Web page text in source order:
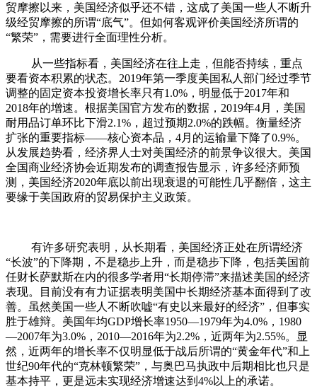
贸摩擦以来，美国经济似乎还不错，这成了美国一些人不断升
级经贸摩擦的所谓“底气”。但如何客观评价美国经济所谓的
“繁荣”，需要进行全面理性分析。
从一些指标看，美国经济在往上走，但能否持续，重点
要看资本积累的状态。2019年第一季度美国私人部门经过季节
调整的固定资本投资增长率只有1.0%，明显低于2017年和
2018年的增速。根据美国官方发布的数据，2019年4月，美国
耐用品订单环比下滑2.1%，超过预期2.0%的跌幅。衡量经济
扩张的重要指标——核心资本品，4月的运输量下降了0.9%。
从发展趋势看，经济界人士对美国经济的前景争议很大。美国
全国商业经济协会近期发布的调查报告显示，许多经济师预
测，美国经济2020年底以前出现衰退的可能性几乎翻倍，这主
要缘于美国政府的贸易保护主义政策。
有许多研究表明，从长期看，美国经济正处在所谓经济
“长波”的下降期，不是稳步上升，而是稳步下降，包括美国前
任财长萨默斯在内的很多学者用“长期停滞”来描述美国的经济
表现。目前没有有力证据表明美国中长期经济基本面得到了改
善。虽然美国一些人不断吹嘘“有史以来最好的经济”，但事实
胜于雄辩。美国年均GDP增长率1950—1979年为4.0%，1980
—2007年为3.0%，2010—2016年为2.2%，近两年为2.55%。显
然，近两年的增长率不仅明显低于战后所谓的“黄金年代”和上
世纪90年代的“克林顿繁荣”，与奥巴马执政中后期相比也只是
基本持平，更是远未实现经济增速达到4%以上的承诺。